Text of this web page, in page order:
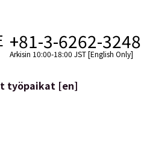
+81-3-6262-3248
Arkisin 10:00-18:00 JST [English Only]
työpaikat [en]